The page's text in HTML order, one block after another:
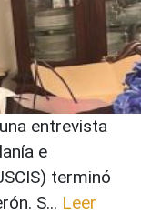
entrevista
e
terminó
S... Leer